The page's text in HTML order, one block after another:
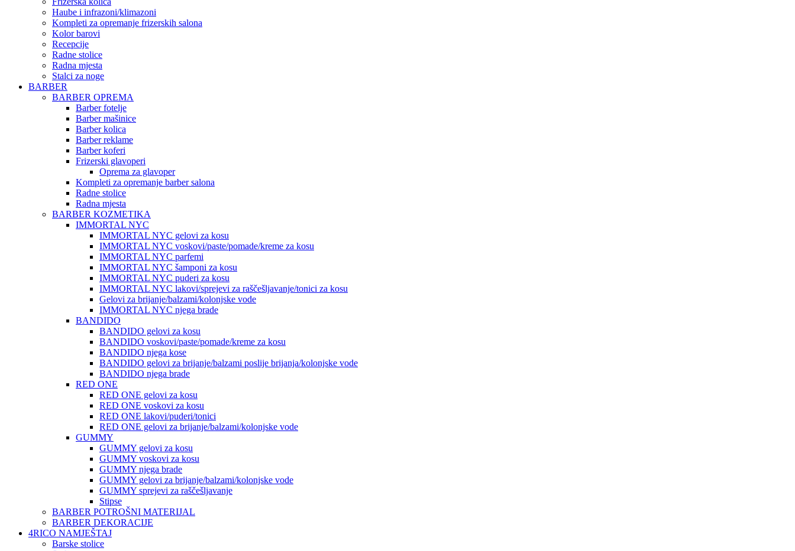
Haube i infrazoni/klimazoni
Kompleti za opremanje frizerskih salona
Kolor barovi
Recepcije
Radne stolice
Radna mjesta
Stalci za noge
BARBER
BARBER OPREMA
Barber fotelje
Barber mašinice
Barber kolica
Barber reklame
Barber koferi
Frizerski glavoperi
Oprema za glavoper
Kompleti za opremanje barber salona
Radne stolice
Radna mjesta
BARBER KOZMETIKA
IMMORTAL NYC
IMMORTAL NYC gelovi za kosu
IMMORTAL NYC voskovi/paste/pomade/kreme za kosu
IMMORTAL NYC parfemi
IMMORTAL NYC šamponi za kosu
IMMORTAL NYC puderi za kosu
IMMORTAL NYC lakovi/sprejevi za raščešljavanje/tonici za kosu
Gelovi za brijanje/balzami/kolonjske vode
IMMORTAL NYC njega brade
BANDIDO
BANDIDO gelovi za kosu
BANDIDO voskovi/paste/pomade/kreme za kosu
BANDIDO njega kose
BANDIDO gelovi za brijanje/balzami poslije brijanja/kolonjske vode
BANDIDO njega brade
RED ONE
RED ONE gelovi za kosu
RED ONE voskovi za kosu
RED ONE lakovi/puderi/tonici
RED ONE gelovi za brijanje/balzami/kolonjske vode
GUMMY
GUMMY gelovi za kosu
GUMMY voskovi za kosu
GUMMY njega brade
GUMMY gelovi za brijanje/balzami/kolonjske vode
GUMMY sprejevi za raščešljavanje
Stipse
BARBER POTROŠNI MATERIJAL
BARBER DEKORACIJE
4RICO NAMJEŠTAJ
Barske stolice